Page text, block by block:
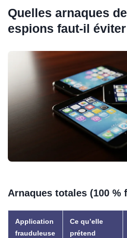
Quelles arnaques
espions faut-il
Arnaques totales (100 %
Application
frauduleuse
Ce qu’elle
prétend